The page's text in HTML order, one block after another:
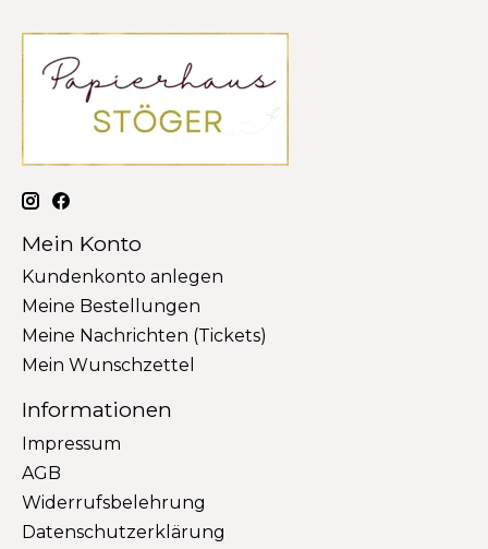
Mein Konto
Kundenkonto anlegen
Meine Bestellungen
Meine Nachrichten (Tickets)
Mein Wunschzettel
Informationen
Impressum
AGB
Widerrufsbelehrung
Datenschutzerklärung